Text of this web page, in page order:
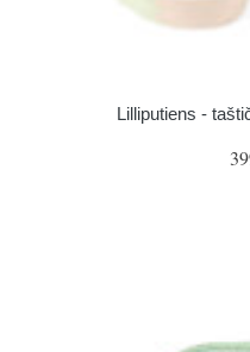
Lilliputiens -